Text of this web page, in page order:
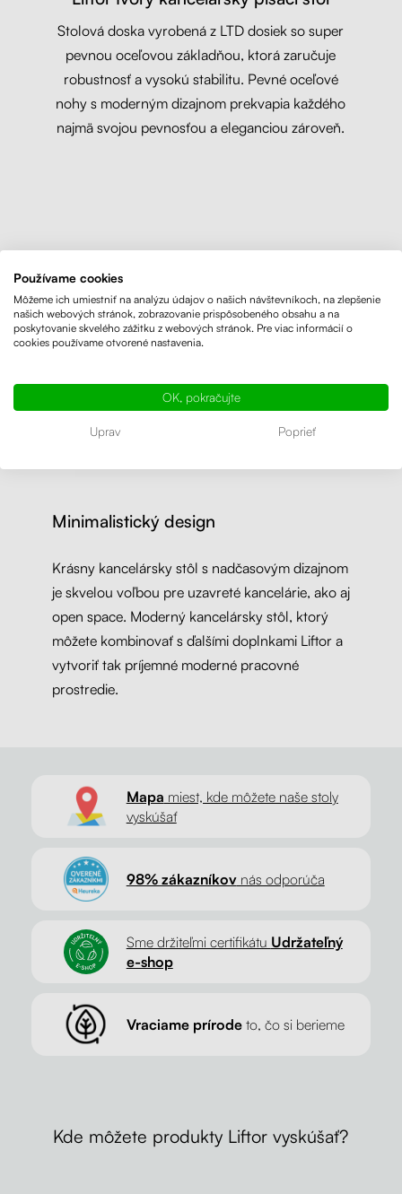
Stolová doska vyrobená z LTD dosiek so super
pevnou oceľovou základňou, ktorá zaručuje
robustnosť a vysokú stabilitu. Pevné oceľové
nohy s moderným dizajnom prekvapia každého
najmä svojou pevnosťou a eleganciou zároveň.
Minimalistický design
Krásny kancelársky stôl s nadčasovým dizajnom
je skvelou voľbou pre uzavreté kancelárie, ako aj
open space. Moderný kancelársky stôl, ktorý
môžete kombinovať s ďalšími doplnkami Liftor a
vytvoriť tak príjemné moderné pracovné
prostredie.
Mapa miest, kde môžete naše stoly
vyskúšať
98% zákazníkovnás odporúča
Sme držiteľmi certifikátu Udržateľný
e-shop
Vraciame prírodeto, čo si berieme
Kde môžete produkty Liftor vyskúšať?
Používame cookies
Môžeme ich umiestniť na analýzu údajov o našich návštevníkoch, na zlepšenie
našich webových stránok, zobrazovanie prispôsobeného obsahu a na
poskytovanie skvelého zážitku z webových stránok. Pre viac informácií o
cookies používame otvorené nastavenia.
OK, pokračujte
Uprav Poprieť